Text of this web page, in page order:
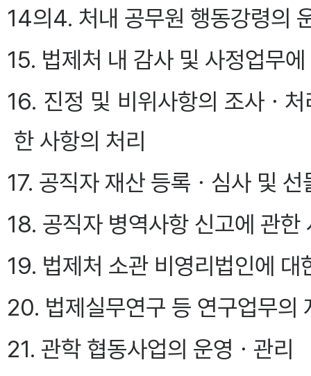
14의4. 처내 공무원 행동강령의
15. 법제처 내 감사 및 사정업무
16. 진정 및 비위사항의 조사ㆍ
한 사항의 처리
17. 공직자 재산 등록ㆍ심사 및
18. 공직자 병역사항 신고에 관한
19. 법제처 소관 비영리법인에
20. 법제실무연구 등 연구업무의
21. 관학 협동사업의 운영ㆍ관리